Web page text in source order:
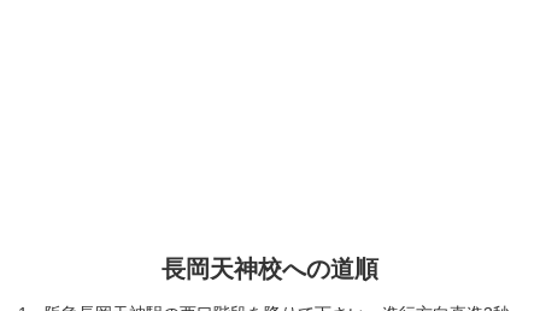
長岡天神校への道順